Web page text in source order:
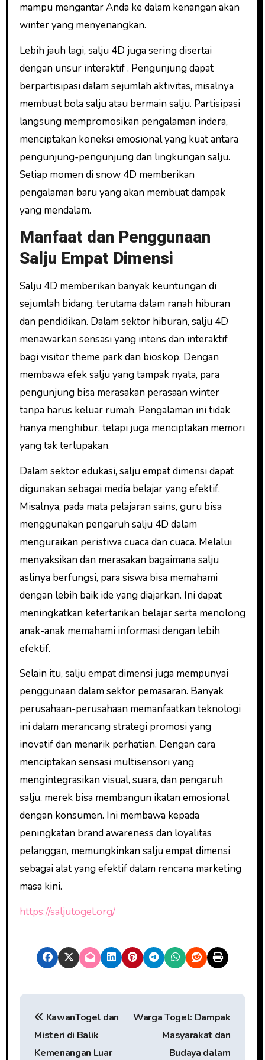
mampu mengantar Anda ke dalam kenangan akan
winter yang menyenangkan.
Lebih jauh lagi, salju 4D juga sering disertai
dengan unsur interaktif . Pengunjung dapat
berpartisipasi dalam sejumlah aktivitas, misalnya
membuat bola salju atau bermain salju. Partisipasi
langsung mempromosikan pengalaman indera,
menciptakan koneksi emosional yang kuat antara
pengunjung-pengunjung dan lingkungan salju.
Setiap momen di snow 4D memberikan
pengalaman baru yang akan membuat dampak
yang mendalam.
Manfaat dan Penggunaan
Salju Empat Dimensi
Salju 4D memberikan banyak keuntungan di
sejumlah bidang, terutama dalam ranah hiburan
dan pendidikan. Dalam sektor hiburan, salju 4D
menawarkan sensasi yang intens dan interaktif
bagi visitor theme park dan bioskop. Dengan
membawa efek salju yang tampak nyata, para
pengunjung bisa merasakan perasaan winter
tanpa harus keluar rumah. Pengalaman ini tidak
hanya menghibur, tetapi juga menciptakan memori
yang tak terlupakan.
Dalam sektor edukasi, salju empat dimensi dapat
digunakan sebagai media belajar yang efektif.
Misalnya, pada mata pelajaran sains, guru bisa
menggunakan pengaruh salju 4D dalam
menguraikan peristiwa cuaca dan cuaca. Melalui
menyaksikan dan merasakan bagaimana salju
aslinya berfungsi, para siswa bisa memahami
dengan lebih baik ide yang diajarkan. Ini dapat
meningkatkan ketertarikan belajar serta menolong
anak-anak memahami informasi dengan lebih
efektif.
Selain itu, salju empat dimensi juga mempunyai
penggunaan dalam sektor pemasaran. Banyak
perusahaan-perusahaan memanfaatkan teknologi
ini dalam merancang strategi promosi yang
inovatif dan menarik perhatian. Dengan cara
menciptakan sensasi multisensori yang
mengintegrasikan visual, suara, dan pengaruh
salju, merek bisa membangun ikatan emosional
dengan konsumen. Ini membawa kepada
peningkatan brand awareness dan loyalitas
pelanggan, memungkinkan salju empat dimensi
sebagai alat yang efektif dalam rencana marketing
masa kini.
https://saljutogel.org/
P
KawanTogel dan
Misteri di Balik
Kemenangan Luar
Warga Togel: Dampak
Masyarakat dan
Budaya dalam